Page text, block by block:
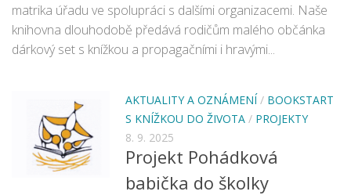
matrika úřadu ve spolupráci s dalšími organizacemi. Naše
knihovna dlouhodobě předává rodičům malého občánka
dárkový set s knížkou a propagačními i hravými...
AKTUALITY A OZNÁMENÍ / BOOKSTART
S KNÍŽKOU DO ŽIVOTA / PROJEKTY
8. 9. 2025
Projekt Pohádková
babička do školky